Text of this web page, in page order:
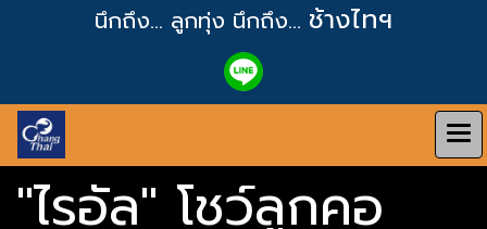
นึกถึง... ลูกทุ่ง นึกถึง... ช้างไทฯ
"ไรอัล" โชว์ลูกคอ